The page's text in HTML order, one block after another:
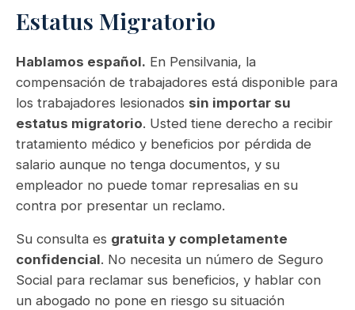
Estatus Migratorio
Hablamos español. En Pensilvania, la
compensación de trabajadores está disponible para
los trabajadores lesionados sin importar su
estatus migratorio. Usted tiene derecho a recibir
tratamiento médico y beneficios por pérdida de
salario aunque no tenga documentos, y su
empleador no puede tomar represalias en su
contra por presentar un reclamo.
Su consulta es gratuita y completamente
confidencial. No necesita un número de Seguro
Social para reclamar sus beneficios, y hablar con
un abogado no pone en riesgo su situación